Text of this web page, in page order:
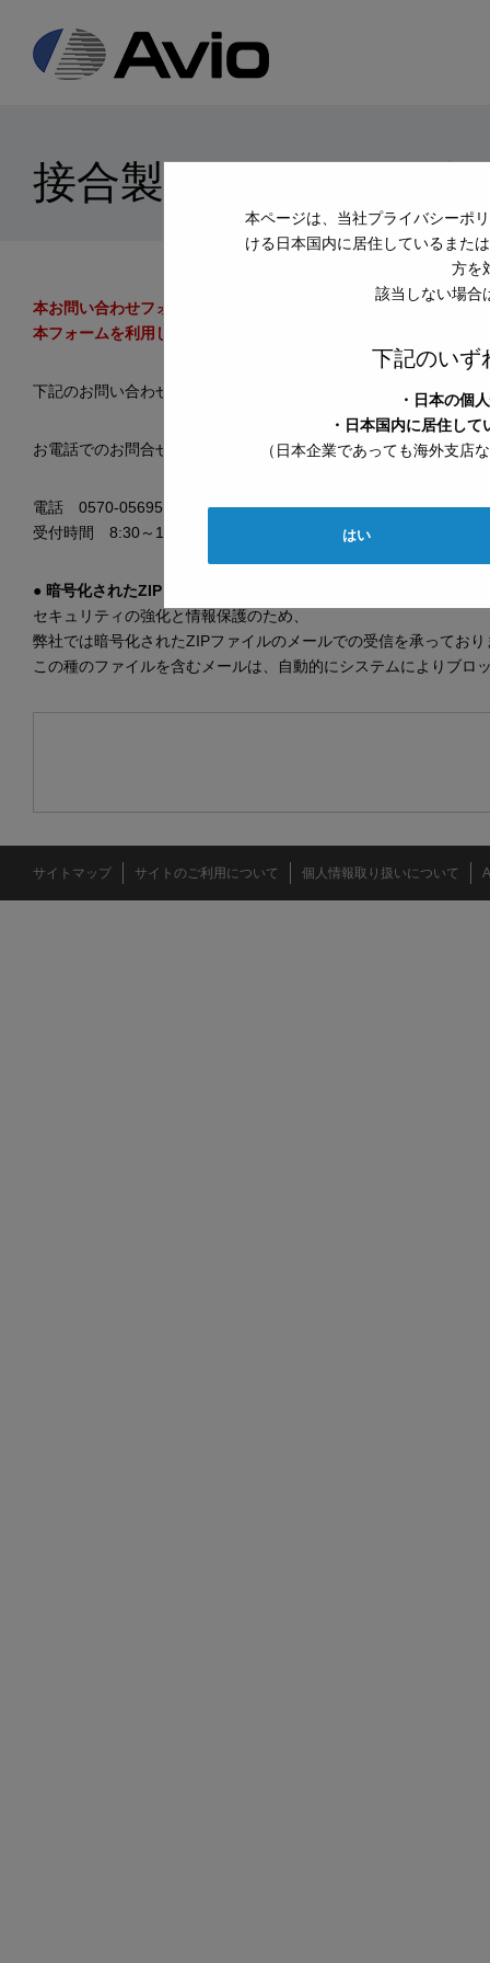
本ページは、当社プライバシーポ
ける日本国内に居住しているまた
方を
該当しない場合
下記のいず
・日本の個
・日本国内に居住し
（日本企業であっても海外支店
はい
接合製品の修理申し込
本お問い合わせフォームは、当社製品に関するお問い合わせのみ
本フォームを利用しての売り込みはお断り申し上げます。
下記のお問い合わせフォームに必要事項をご記入のうえ、「確認
お電話でのお問合せは、接合器機事業部 カスタマセンターまで
電話 0570-056950（ナビダイヤル）
受付時間 8:30～17:00（土・日・祝日、弊社休業日を除く）
● 暗号化されたZIPファイルのメールによる受信不可について
セキュリティの強化と情報保護のため、
弊社では暗号化されたZIPファイルのメールでの受信を承っており
この種のファイルを含むメールは、自動的にシステムによりブロ
サイトマップ サイトのご利用について 個人情報取り扱いについて